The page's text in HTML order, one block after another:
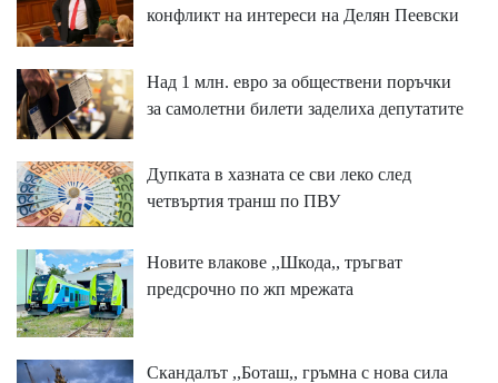
конфликт на интереси на Делян Пеевски
Над 1 млн. евро за обществени поръчки
за самолетни билети заделиха депутатите
Дупката в хазната се сви леко след
четвъртия транш по ПВУ
Новите влакове ,,Шкода,, тръгват
предсрочно по жп мрежата
Скандалът ,,Боташ,, гръмна с нова сила